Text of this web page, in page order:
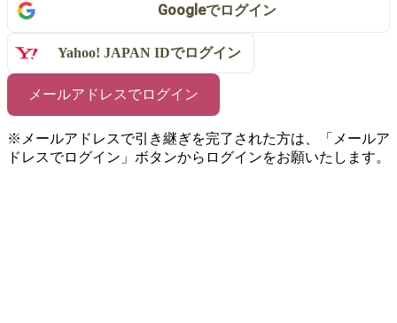
Googleでログイン
Yahoo! JAPAN IDでログイン
メールアドレスでログイン
※メールアドレスで引き継ぎを完了された方は、「メールア
ドレスでログイン」ボタンからログインをお願いたします。